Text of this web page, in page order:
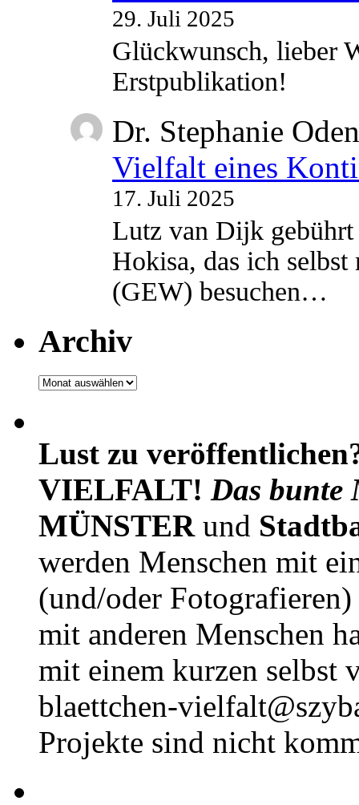
29. Juli 2025
Glückwunsch, lieber
Erstpublikation!
Dr. Stephanie
Vielfalt eines
17. Juli 2025
Lutz van Dijk
Hokisa, das ich
(GEW) besuchen…
Archiv
Archiv
Lust zu
VIELFALT! Das bunte
MÜNSTERund
werden Menschen mit
(und/oder
mit anderen Menschen
mit einem kurzen selbst
blaettchen-
Projekte sind nicht